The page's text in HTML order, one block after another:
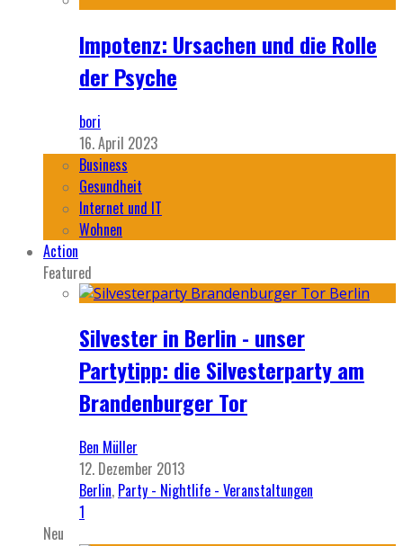
Impotenz: Ursachen und die Rolle
der Psyche
bori
16. April 2023
Business
Gesundheit
Internet und IT
Wohnen
Action
Featured
Silvester in Berlin - unser
Partytipp: die Silvesterparty am
Brandenburger Tor
Ben Müller
12. Dezember 2013
Berlin, Party - Nightlife - Veranstaltungen
1
Neu